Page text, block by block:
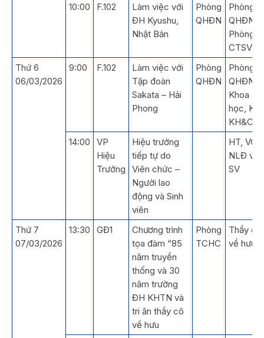
10:00
F.102
Làm việc với
ĐH Kyushu,
Nhật Bản
Phòng
QHĐN
Phòng
QHĐN,
Phòng
CTSV
Thứ 6
06/03/2026
9:00 F.102
Làm việc với
Tập đoàn
Sakata – Hải
Phong
Phòng
QHĐN
Phòng
QHĐN,
Khoa
học,
14:00
VP
Hiệu
Trưởng
Hiệu trưởng
tiếp tự do
Viên chức –
Người lao
động và Sinh
viên
HT, VC-
NLĐ và
SV
Thứ 7
07/03/2026
13:30 GĐ1
Chương trình
tọa đàm “85
năm truyền
thống và 30
năm trường
ĐH KHTN và
tri ân thầy cô
về hưu
Phòng
TCHC
Thầy cô
về hưu